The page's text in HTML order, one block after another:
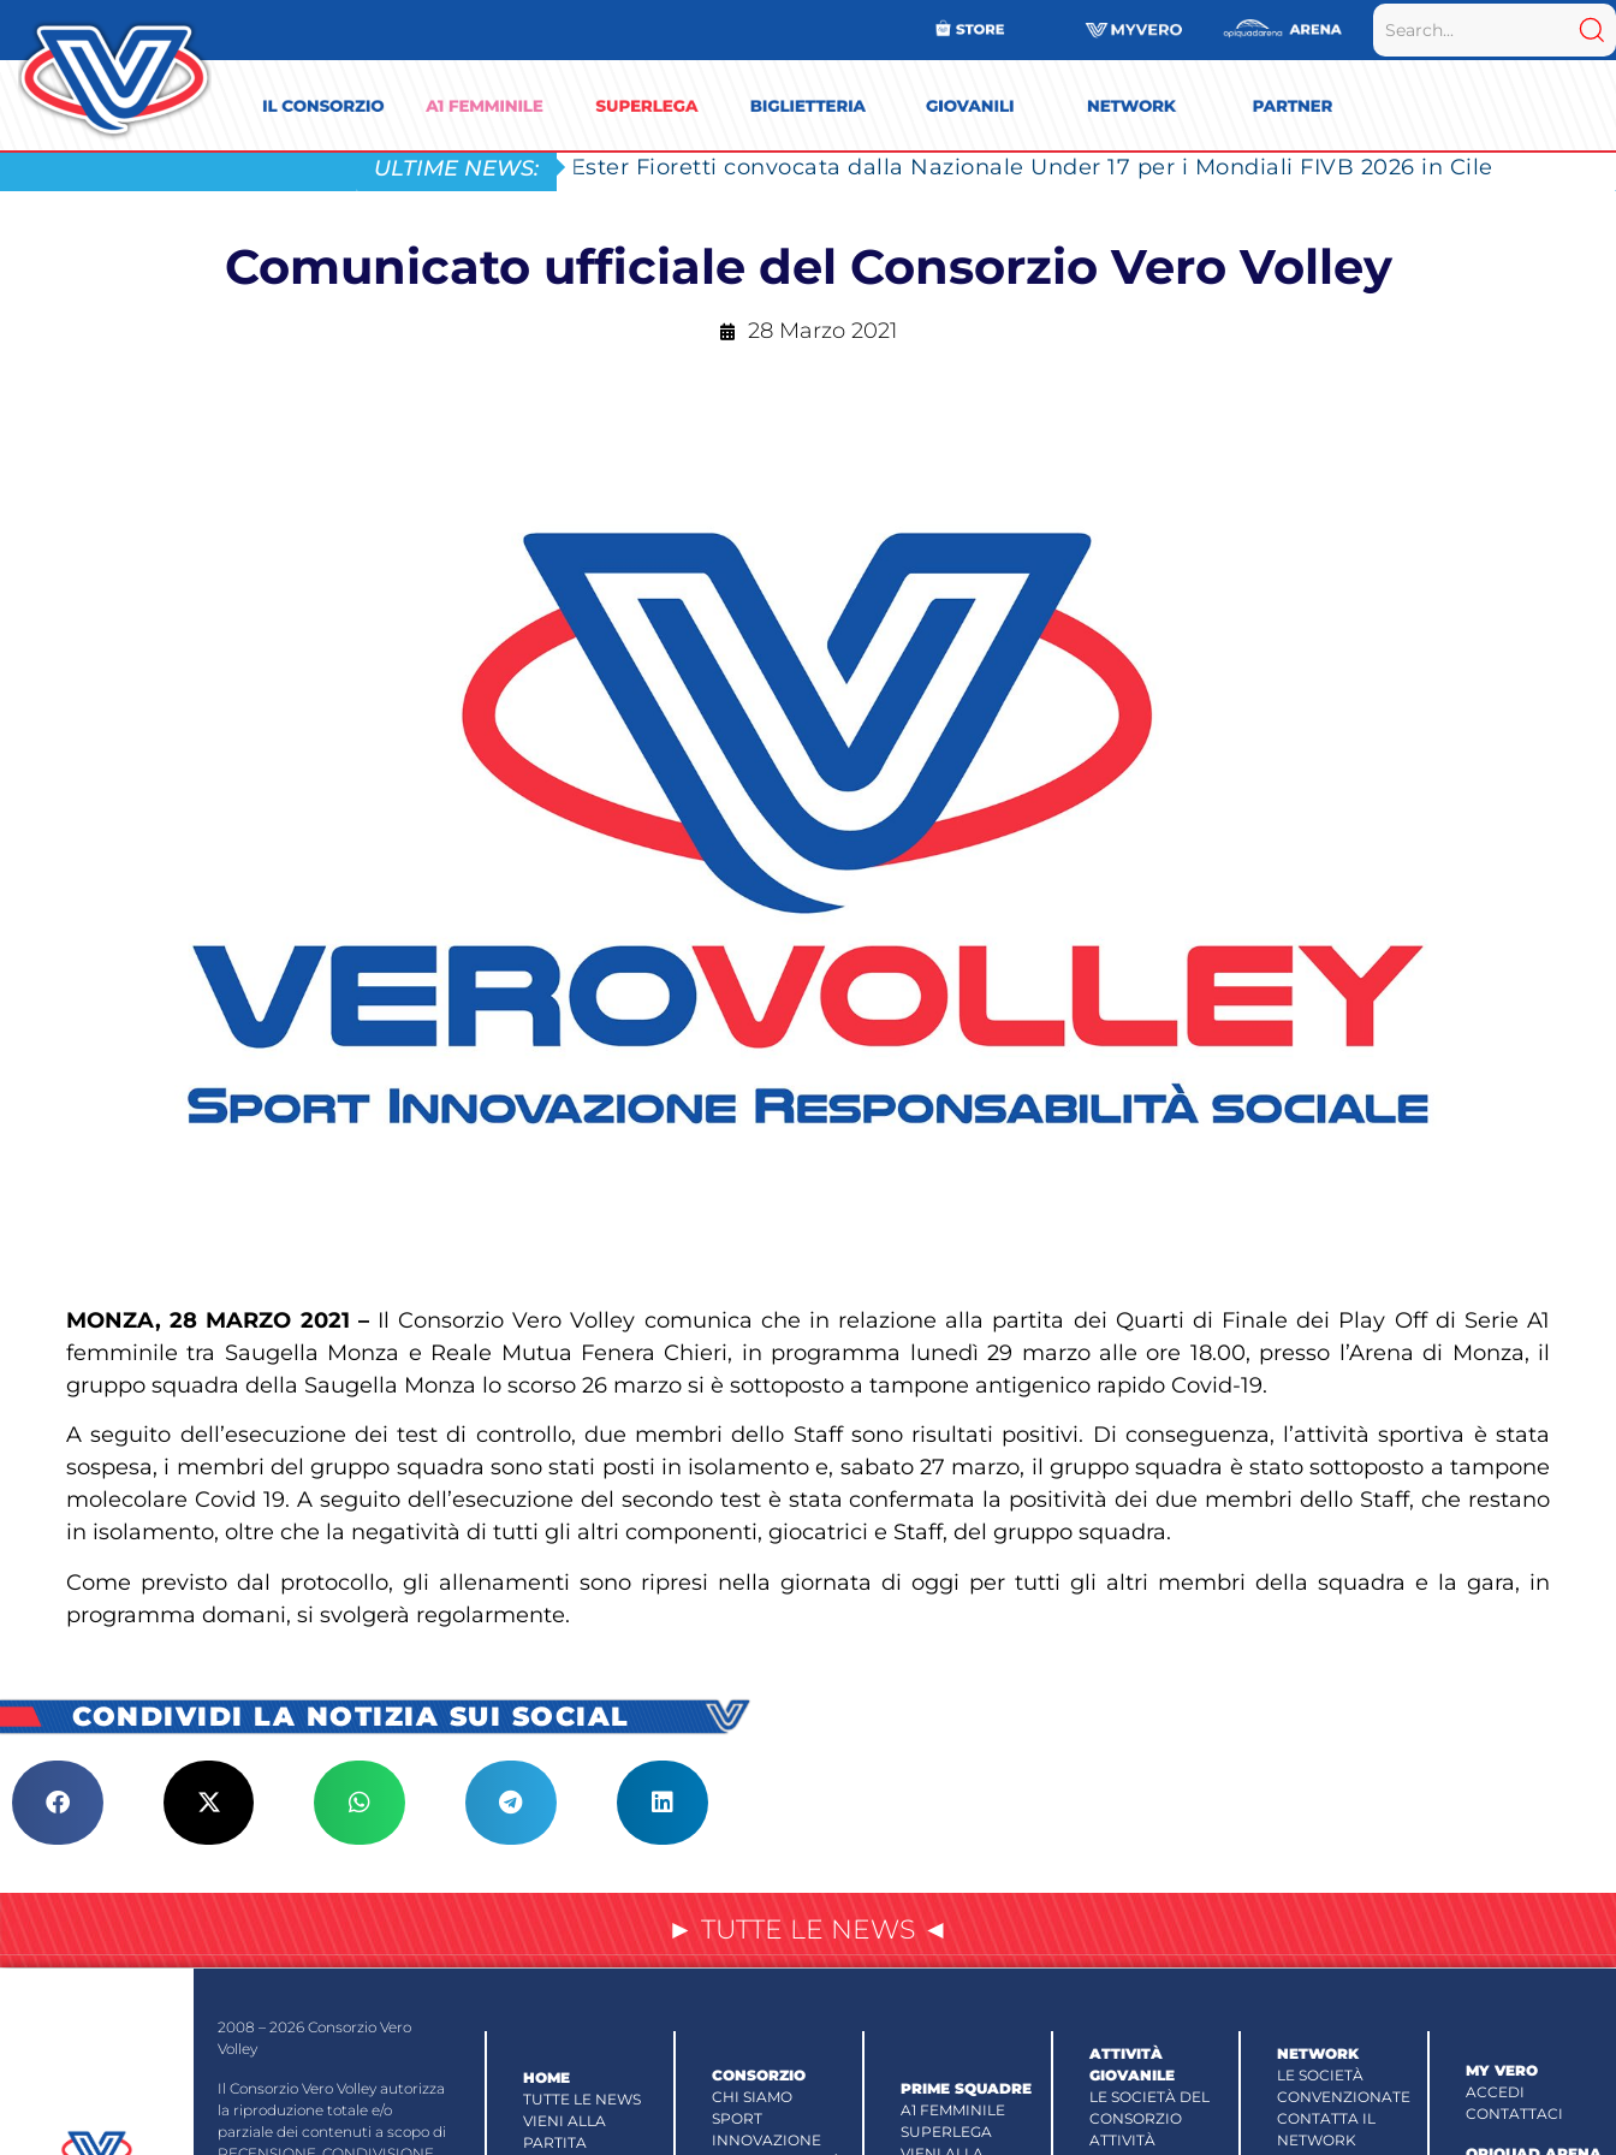
ULTIME NEWS: Ester Fioretti convocata dalla Nazionale Under 17 per i Mondiali FIVB 2026 in Cile
Comunicato ufficiale del Consorzio Vero Volley
28 Marzo 2021
MONZA, 28 MARZO 2021 –Il Consorzio Vero Volley comunica che in relazione alla partita dei Quarti di Finale dei Play Off di Serie A1
femminile tra Saugella Monza e Reale Mutua Fenera Chieri, in programma lunedì 29 marzo alle ore 18.00, presso l’Arena di Monza, il
gruppo squadra della Saugella Monza lo scorso 26 marzo si è sottoposto a tampone antigenico rapido Covid-19.
​A seguito dell’esecuzione dei test di controllo, due membri dello Staff sono risultati positivi. Di conseguenza, l’attività sportiva è stata
sospesa, i membri del gruppo squadra sono stati posti in isolamento e, sabato 27 marzo, il gruppo squadra è stato sottoposto a tampone
molecolare Covid 19. A seguito dell’esecuzione del secondo test è stata confermata la positività dei due membri dello Staff, che restano
in isolamento, oltre che la negatività di tutti gli altri componenti, giocatrici e Staff, del gruppo squadra.
Come previsto dal protocollo, gli allenamenti sono ripresi nella giornata di oggi per tutti gli altri membri della squadra e la gara, in
programma domani, si svolgerà regolarmente.
CONDIVIDI LA NOTIZIA SUI SOCIAL
► TUTTE LE NEWS ◄
2008 – 2026 Consorzio Vero
Volley
Il Consorzio Vero Volley autorizza
la riproduzione totale e/o
parziale dei contenuti a scopo di
HOME
TUTTE LE NEWS
VIENI ALLA
PARTITA
CONSORZIO
CHI SIAMO
SPORT
INNOVAZIONE
PRIME SQUADRE
A1 FEMMINILE
SUPERLEGA
ATTIVITÀ
GIOVANILE
LE SOCIETÀ DEL
CONSORZIO
ATTIVITÀ
NETWORK
LE SOCIETÀ
CONVENZIONATE
CONTATTA IL
NETWORK
MY VERO
ACCEDI
CONTATTACI